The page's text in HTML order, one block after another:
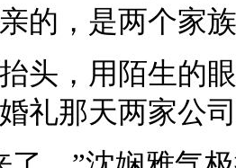
的，是两个家
，用陌生的眼
礼那天两家公